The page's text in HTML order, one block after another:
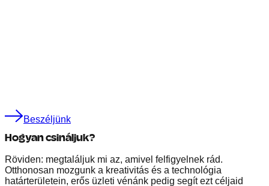
Beszéljünk
Hogyan csináljuk?
Röviden: megtaláljuk mi az, amivel felfigyelnek rád.
Otthonosan mozgunk a kreativitás és a technológia
határterületein, erős üzleti vénánk pedig segít ezt céljaid